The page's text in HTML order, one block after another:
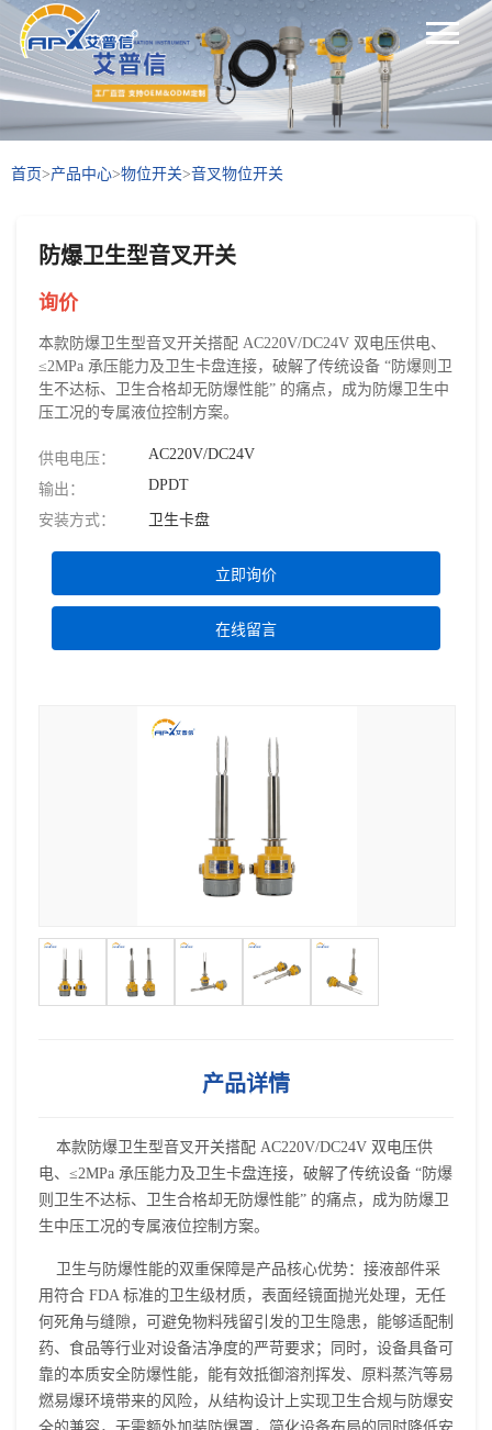
首页>产品中心>物位开关>音叉物位开关
防爆卫生型音叉开关
询价
本款防爆卫生型音叉开关搭配 AC220V/DC24V 双电压供电、
≤2MPa 承压能力及卫生卡盘连接，破解了传统设备 “防爆则卫
生不达标、卫生合格却无防爆性能” 的痛点，成为防爆卫生中
压工况的专属液位控制方案。
供电电压： AC220V/DC24V
输出： DPDT
安装方式： 卫生卡盘
立即询价
在线留言
产品详情
本款防爆卫生型音叉开关搭配 AC220V/DC24V 双电压供
电、≤2MPa 承压能力及卫生卡盘连接，破解了传统设备 “防爆
则卫生不达标、卫生合格却无防爆性能” 的痛点，成为防爆卫
生中压工况的专属液位控制方案。
卫生与防爆性能的双重保障是产品核心优势：接液部件采
用符合 FDA 标准的卫生级材质，表面经镜面抛光处理，无任
何死角与缝隙，可避免物料残留引发的卫生隐患，能够适配制
药、食品等行业对设备洁净度的严苛要求；同时，设备具备可
靠的本质安全防爆性能，能有效抵御溶剂挥发、原料蒸汽等易
燃易爆环境带来的风险，从结构设计上实现卫生合规与防爆安